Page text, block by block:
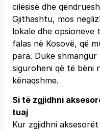
cilësisë dhe
Gjithashtu, mos
lokale dhe
falas në Kosovë, që
para. Duke
siguroheni që të bëni
kënaqshme.
Si të zgjidhni
tuaj
Kur zgjidhni